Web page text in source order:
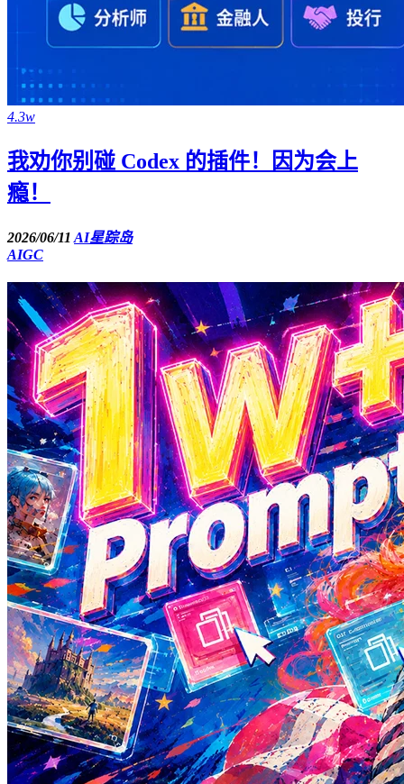
4.3w
我劝你别碰 Codex 的插件！因为会上
瘾！
2026/06/11 AI星踪岛
AIGC